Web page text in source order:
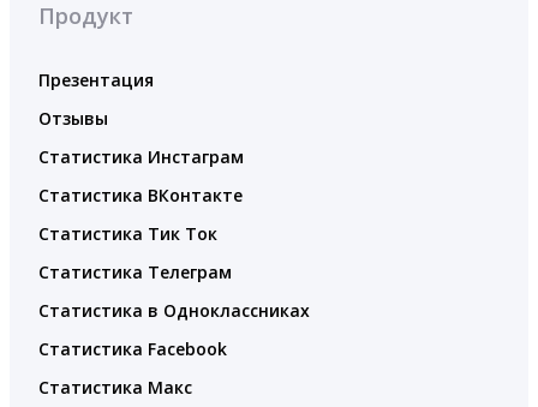
Продукт
Презентация
Отзывы
Статистика Инстаграм
Статистика ВКонтакте
Статистика Тик Ток
Статистика Телеграм
Статистика в Одноклассниках
Статистика Facebook
Статистика Макс